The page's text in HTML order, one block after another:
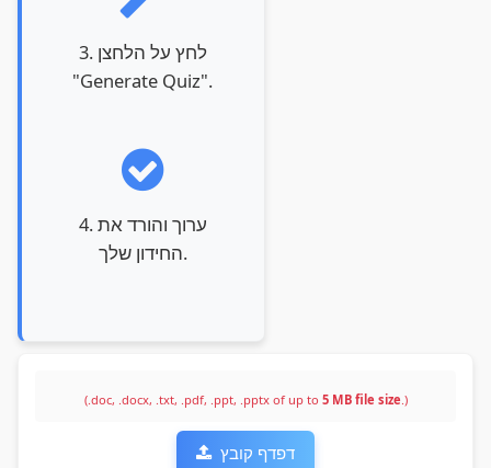
3. לחץ על הלחצן
"Generate Quiz".
4. ערוך והורד את
החידון שלך.
(.doc, .docx, .txt, .pdf, .ppt, .pptx of up to 5 MB file size.)
דפדף קובץ